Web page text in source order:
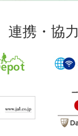
連携・協力